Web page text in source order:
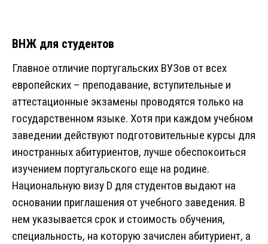
ВНЖ для студентов
Главное отличие португальских ВУЗов от всех
европейских – преподавание, вступительные и
аттестационные экзамены проводятся только на
государственном языке. Хотя при каждом учебном
заведении действуют подготовительные курсы для
иностранных абитуриентов, лучше обеспокоиться
изучением португальского еще на родине.
Национальную визу D для студентов выдают на
основании приглашения от учебного заведения. В
нем указывается срок и стоимость обучения,
специальность, на которую зачислен абитуриент, а